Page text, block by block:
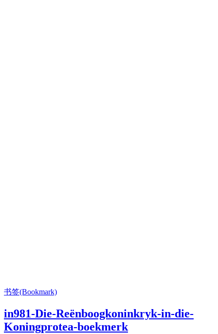
书签(Bookmark)
in981-Die-Reënboogkoninkryk-in-die-
Koningprotea-boekmerk